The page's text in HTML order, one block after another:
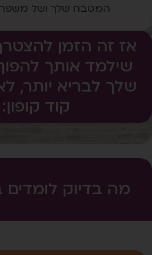
המטבח שלך ושל
אז זה הזמן
שילמד אותך
שלך לבריא יותר,
קוד קופון: 248
מה בדיוק לומדים